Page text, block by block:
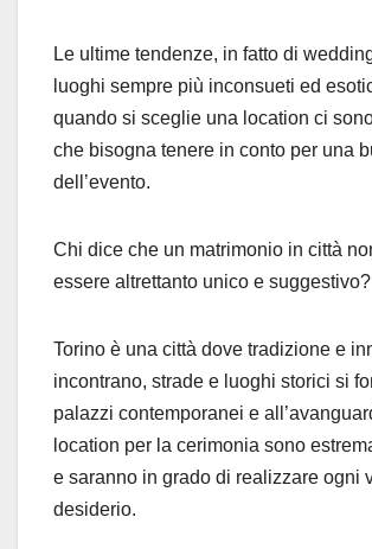
Le ultime tendenze, in fatto di
luoghi sempre più inconsueti ed
quando si sceglie una location ci
che bisogna tenere in conto per una
dell’evento.
Chi dice che un matrimonio in città
essere altrettanto unico e suggestivo?
Torino è una città dove tradizione e
incontrano, strade e luoghi storici si
palazzi contemporanei e
location per la cerimonia sono
e saranno in grado di realizzare ogni
desiderio.